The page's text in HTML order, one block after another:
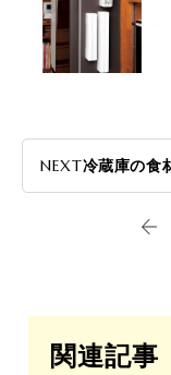
NEXT冷蔵庫の食
関連記事